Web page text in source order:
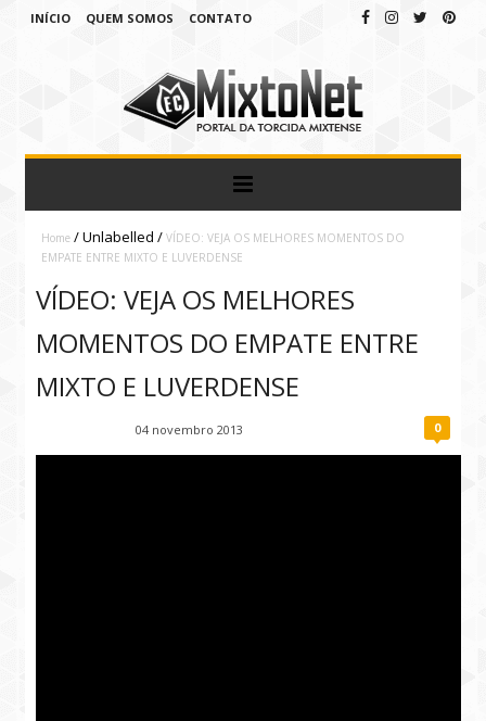
INÍCIO QUEM SOMOS CONTATO
Home /Unlabelled/ VÍDEO: VEJA OS MELHORES MOMENTOS DO
EMPATE ENTRE MIXTO E LUVERDENSE
VÍDEO: VEJA OS MELHORES
MOMENTOS DO EMPATE ENTRE
MIXTO E LUVERDENSE
04 novembro 2013 0